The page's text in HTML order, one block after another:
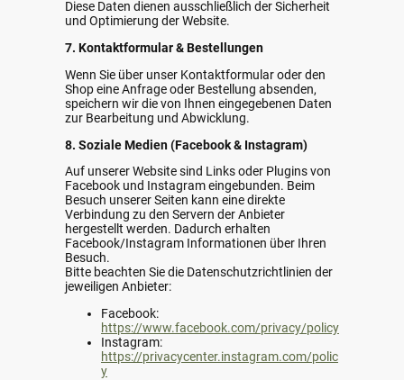
Diese Daten dienen ausschließlich der Sicherheit
und Optimierung der Website.
7. Kontaktformular & Bestellungen
Wenn Sie über unser Kontaktformular oder den
Shop eine Anfrage oder Bestellung absenden,
speichern wir die von Ihnen eingegebenen Daten
zur Bearbeitung und Abwicklung.
8. Soziale Medien (Facebook & Instagram)
Auf unserer Website sind Links oder Plugins von
Facebook und Instagram eingebunden. Beim
Besuch unserer Seiten kann eine direkte
Verbindung zu den Servern der Anbieter
hergestellt werden. Dadurch erhalten
Facebook/Instagram Informationen über Ihren
Besuch.
Bitte beachten Sie die Datenschutzrichtlinien der
jeweiligen Anbieter:
Facebook:
https://www.facebook.com/privacy/policy
Instagram:
https://privacycenter.instagram.com/polic
y